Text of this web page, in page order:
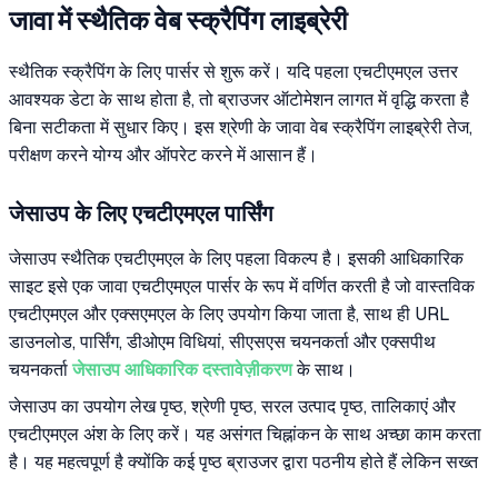
जावा में स्थैतिक वेब स्क्रैपिंग लाइब्रेरी
स्थैतिक स्क्रैपिंग के लिए पार्सर से शुरू करें। यदि पहला एचटीएमएल उत्तर
आवश्यक डेटा के साथ होता है, तो ब्राउजर ऑटोमेशन लागत में वृद्धि करता है
बिना सटीकता में सुधार किए। इस श्रेणी के जावा वेब स्क्रैपिंग लाइब्रेरी तेज,
परीक्षण करने योग्य और ऑपरेट करने में आसान हैं।
जेसाउप के लिए एचटीएमएल पार्सिंग
जेसाउप स्थैतिक एचटीएमएल के लिए पहला विकल्प है। इसकी आधिकारिक
साइट इसे एक जावा एचटीएमएल पार्सर के रूप में वर्णित करती है जो वास्तविक
एचटीएमएल और एक्सएमएल के लिए उपयोग किया जाता है, साथ ही URL
डाउनलोड, पार्सिंग, डीओएम विधियां, सीएसएस चयनकर्ता और एक्सपीथ
चयनकर्ताजेसाउप आधिकारिक दस्तावेज़ीकरणके साथ।
जेसाउप का उपयोग लेख पृष्ठ, श्रेणी पृष्ठ, सरल उत्पाद पृष्ठ, तालिकाएं और
एचटीएमएल अंश के लिए करें। यह असंगत चिह्नांकन के साथ अच्छा काम करता
है। यह महत्वपूर्ण है क्योंकि कई पृष्ठ ब्राउजर द्वारा पठनीय होते हैं लेकिन सख्त